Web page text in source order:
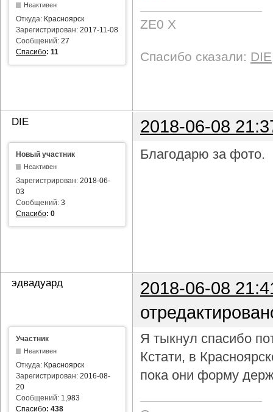
Неактивен
Откуда: Красноярск
Зарегистрирован: 2017-11-08
Сообщений: 27
Спасибо: 11
ZE0 X
Спасибо сказали: DIE
DIE 2018-06-08
Новый участник
Неактивен
Зарегистрирован: 2018-06-
03
Сообщений: 3
Спасибо: 0
Благодарю за фото.
эдвадуард
2018-06-08
Участник
Неактивен
Откуда: Красноярск
Зарегистрирован: 2016-08-
20
Сообщений: 1,983
Спасибо: 438
Я тыкнул спасибо
Кстати, в
пока они форму